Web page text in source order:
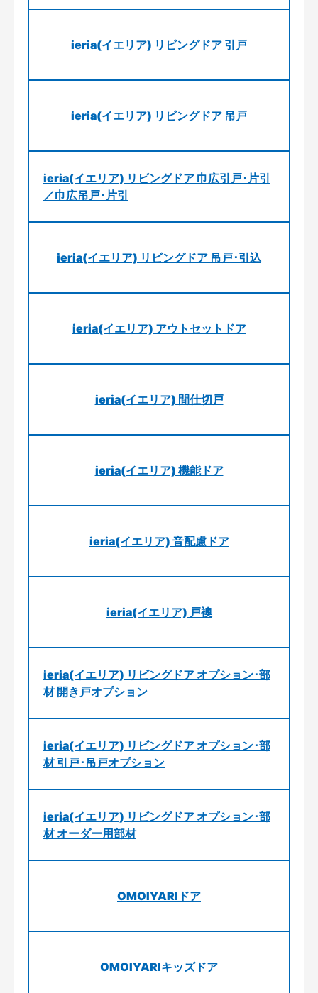
ieria(イエリア) リビングドア 引戸
ieria(イエリア) リビングドア 吊戸
ieria(イエリア) リビングドア 巾広引戸･片引
／巾広吊戸･片引
ieria(イエリア) リビングドア 吊戸･引込
ieria(イエリア) アウトセットドア
ieria(イエリア) 間仕切戸
ieria(イエリア) 機能ドア
ieria(イエリア) 音配慮ドア
ieria(イエリア) 戸襖
ieria(イエリア) リビングドア オプション･部
材 開き戸オプション
ieria(イエリア) リビングドア オプション･部
材 引戸･吊戸オプション
ieria(イエリア) リビングドア オプション･部
材 オーダー用部材
OMOIYARIドア
OMOIYARIキッズドア